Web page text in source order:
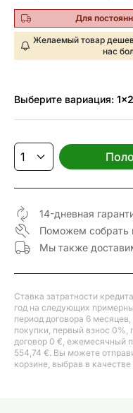
Для
Желаемый товар
нас
Выберите вариация:
14-дневная
Поможем собрать
Мы также
Ставка затратности
год на следующих
период договора 6
покупки, первый взнос 0%,
договор 0 €, ежемесячный
554,74 €. Вы можете
корзине, выбрав в